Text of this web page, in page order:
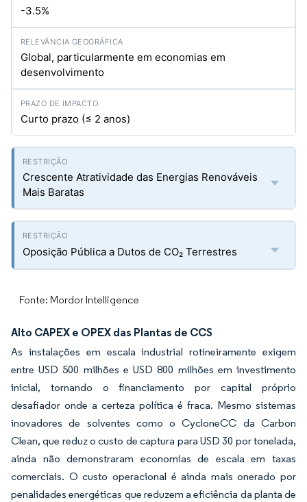
-3.5%
Global, particularmente em economias em
desenvolvimento
Curto prazo (≤ 2 anos)
Crescente Atratividade das Energias Renováveis
Mais Baratas
Oposição Pública a Dutos de CO₂ Terrestres
Fonte: Mordor Intelligence
Alto CAPEX e OPEX das Plantas de CCS
As instalações em escala industrial rotineiramente exigem
entre USD 500 milhões e USD 800 milhões em investimento
inicial, tornando o financiamento por capital próprio
desafiador onde a certeza política é fraca. Mesmo sistemas
inovadores de solventes como o CycloneCC da Carbon
Clean, que reduz o custo de captura para USD 30 por tonelada,
ainda não demonstraram economias de escala em taxas
comerciais. O custo operacional é ainda mais onerado por
penalidades energéticas que reduzem a eficiência da planta de